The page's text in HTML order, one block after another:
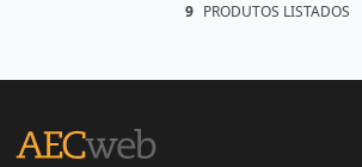
9 PRODUTOS LISTADOS